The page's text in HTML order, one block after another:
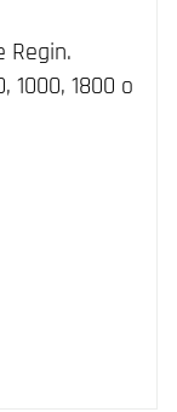
Regin.
1000, 1800 o